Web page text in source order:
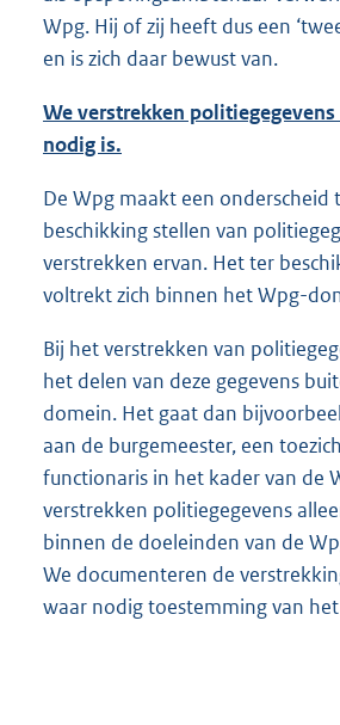
Wpg. Hij of zij heeft dus een
en is zich daar bewust van.
We verstrekken
nodig is.
De Wpg maakt een onderscheid
beschikking stellen van
verstrekken ervan. Het ter
voltrekt zich binnen het Wpg-
Bij het verstrekken van
het delen van deze gegevens
domein. Het gaat dan
aan de burgemeester, een
functionaris in het kader van de
verstrekken politiegegevens
binnen de doeleinden van de
We documenteren de
waar nodig toestemming van